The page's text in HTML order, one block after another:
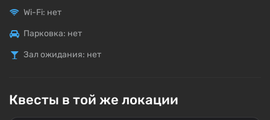
Wi-Fi: нет
Парковка: нет
Зал ожидания: нет
Квесты в той же локации